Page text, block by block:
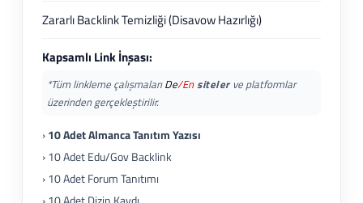
Zararlı Backlink Temizliği (Disavow Hazırlığı)
Kapsamlı Link İnşası:
*Tüm linkleme çalışmalarıDe/Ensitelerve platformlar
üzerinden gerçekleştirilir.
›10 Adet Almanca Tanıtım Yazısı
› 10 Adet Edu/Gov Backlink
› 10 Adet Forum Tanıtımı